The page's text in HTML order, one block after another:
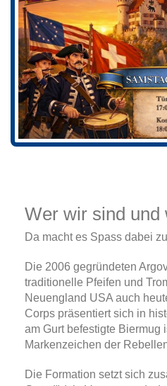
Wer wir sind und
Da macht es Spass dabei
Die 2006 gegründeten
traditionelle Pfeifen und
Neuengland USA auch
Corps präsentiert sich in
am Gurt befestigte Biermug
Markenzeichen der
Die Formation setzt sich